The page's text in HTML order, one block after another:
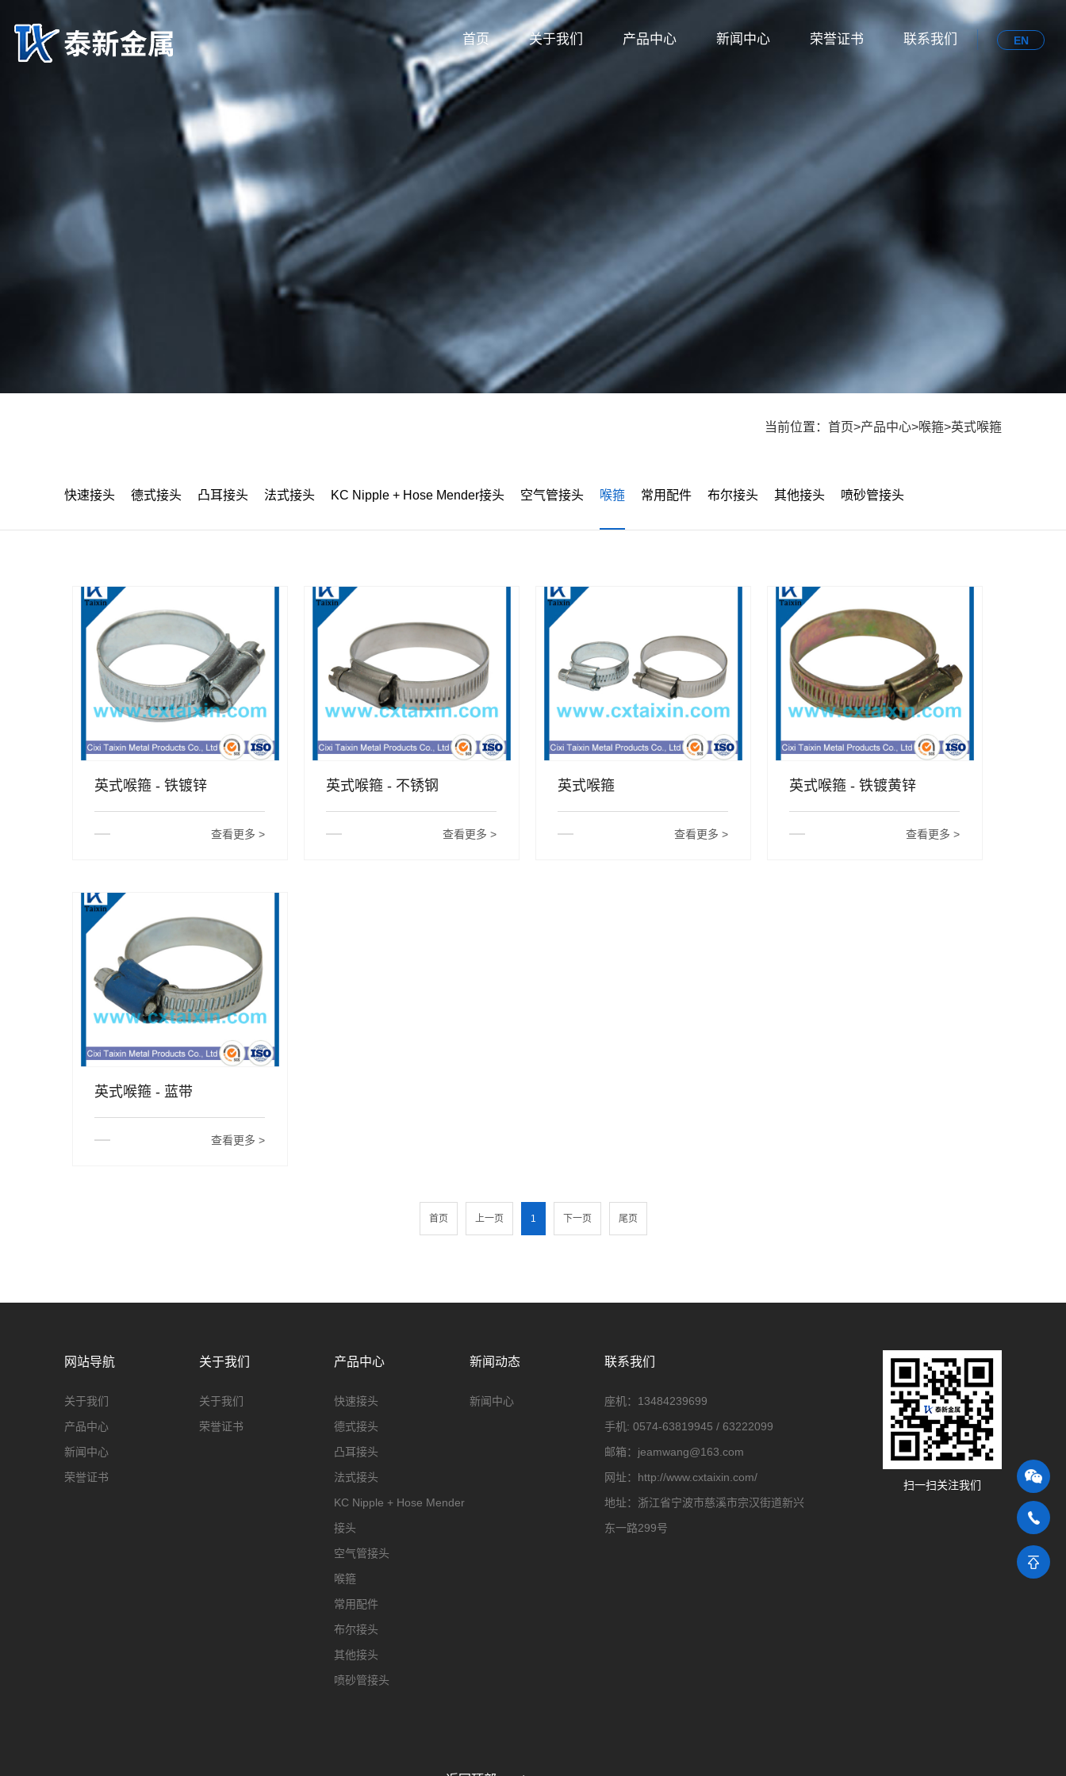
EN
首页 关于我们 产品中心 新闻中心 荣誉证书 联系我们
当前位置：首页>产品中心>喉箍>英式喉箍
快速接头 德式接头 凸耳接头 法式接头 KC Nipple + Hose Mender接头 空气管接头 喉箍 常用配件 布尔接头 其他接头 喷砂管接头
英式喉箍 - 铁镀锌
查看更多 >
英式喉箍 - 不锈钢
查看更多 >
英式喉箍
查看更多 >
英式喉箍 - 铁镀黄锌
查看更多 >
英式喉箍 - 蓝带
查看更多 >
首页 上一页 1 下一页 尾页
网站导航
关于我们
产品中心
新闻中心
荣誉证书
关于我们
关于我们
荣誉证书
产品中心
快速接头
德式接头
凸耳接头
法式接头
KC Nipple + Hose Mender
接头
空气管接头
喉箍
常用配件
布尔接头
其他接头
喷砂管接头
新闻动态
新闻中心
联系我们
座机： 13484239699
手机: 0574-63819945 / 63222099
邮箱： jeamwang@163.com
网址： http://www.cxtaixin.com/
地址： 浙江省宁波市慈溪市宗汉街道新兴
东一路299号
扫一扫关注我们